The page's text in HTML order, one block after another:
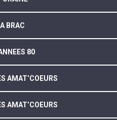
BRAC
80
AMAT’COEURS
AMAT’COEURS